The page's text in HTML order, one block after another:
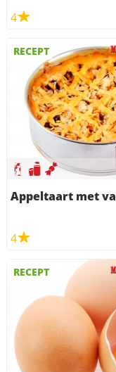
4
RECEPT
Appeltaart met
4
RECEPT